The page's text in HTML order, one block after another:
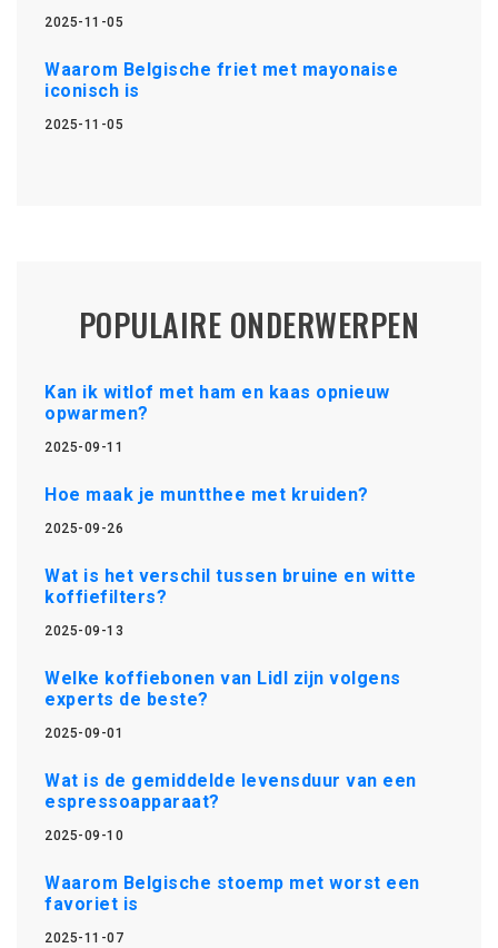
2025-11-05
Waarom Belgische friet met mayonaise
iconisch is
2025-11-05
POPULAIRE ONDERWERPEN
Kan ik witlof met ham en kaas opnieuw
opwarmen?
2025-09-11
Hoe maak je muntthee met kruiden?
2025-09-26
Wat is het verschil tussen bruine en witte
koffiefilters?
2025-09-13
Welke koffiebonen van Lidl zijn volgens
experts de beste?
2025-09-01
Wat is de gemiddelde levensduur van een
espressoapparaat?
2025-09-10
Waarom Belgische stoemp met worst een
favoriet is
2025-11-07